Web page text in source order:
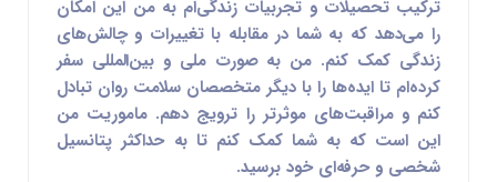
ترکیب تحصیلات و تجربیات زندگی‌ام به من این امکان
را می‌دهد که به شما در مقابله با تغییرات و چالش‌های
زندگی کمک کنم. من به صورت ملی و بین‌المللی سفر
کرده‌ام تا ایده‌ها را با دیگر متخصصان سلامت روان تبادل
کنم و مراقبت‌های موثرتر را ترویج دهم. ماموریت من
این است که به شما کمک کنم تا به حداکثر پتانسیل
شخصی و حرفه‌ای خود برسید.